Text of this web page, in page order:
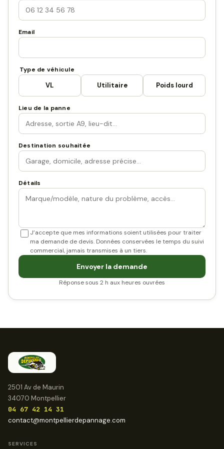
Email
Type de véhicule
VL Utilitaire Poids lourd
Lieu de la panne
Destination souhaitée
Détails
J’accepte que mes informations soient utilisées pour traiter
ma demande de devis. Données conservées le temps du suivi
commercial, jamais transmises à un tiers.
Envoyer la demande
Réponse sous 2 h aux heures ouvrées
2501 Av de Maurin
34070 Montpellier
04 67 42 14 31
contact@montpellierdepannage.com
SERVICES